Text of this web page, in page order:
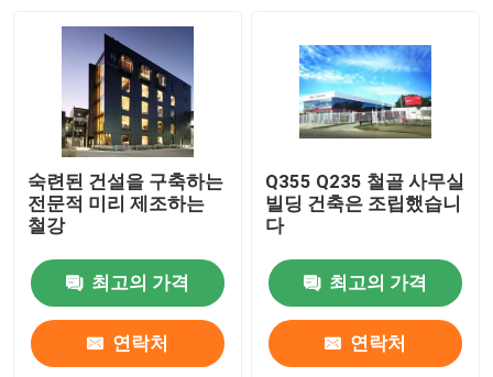
숙련된 건설을 구축하는
전문적 미리 제조하는
철강
최고의 가격
연락처
Q355 Q235 철골 사무실
빌딩 건축은 조립했습니
다
최고의 가격
연락처